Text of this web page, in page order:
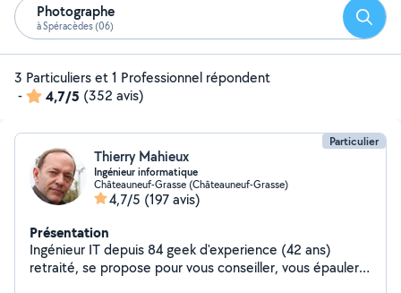
Photographe
à Spéracèdes (06)
3 Particuliers et 1 Professionnel répondent
-
4,7/5 (352 avis)
Particulier
Thierry Mahieux
Ingénieur informatique
Châteauneuf-Grasse (Châteauneuf-Grasse)
4,7/5 (197 avis)
Présentation
Ingénieur IT depuis 84 geek d'experience (42 ans)
retraité, se propose pour vous conseiller, vous épauler ,